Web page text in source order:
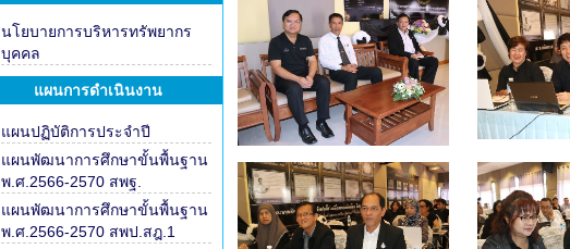
นโยบายการบริหารทรัพยากร
บุคคล
แผนการดำเนินงาน
แผนปฏิบัติการประจำปี
แผนพัฒนาการศึกษาขั้นพื้นฐาน
พ.ศ.2566-2570 สพฐ.
แผนพัฒนาการศึกษาขั้นพื้นฐาน
พ.ศ.2566-2570 สพป.สฎ.1